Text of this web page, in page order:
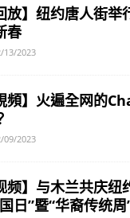
放】纽约唐人街
春
13/2023
頻】火遍全网的
09/2023
频】与木兰共庆
日”暨“华裔传统